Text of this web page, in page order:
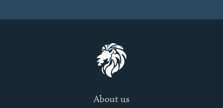
About us